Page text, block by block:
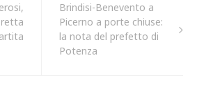
Brindisi-Benevento a
Picerno a porte chiuse:
la nota del prefetto di
Potenza